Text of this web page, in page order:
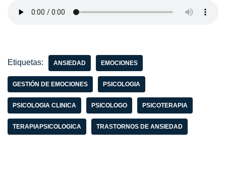
Etiquetas: ANSIEDAD EMOCIONES
GESTIÓN DE EMOCIONES PSICOLOGIA
PSICOLOGIA CLINICA PSICOLOGO PSICOTERAPIA
TERAPIAPSICOLOGICA TRASTORNOS DE ANSIEDAD